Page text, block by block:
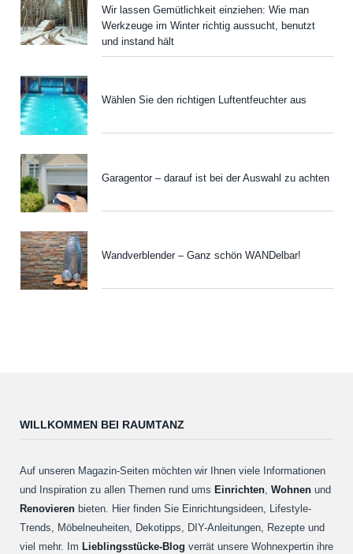
Wir lassen Gemütlichkeit einziehen: Wie man
Werkzeuge im Winter richtig aussucht, benutzt
und instand hält
Wählen Sie den richtigen Luftentfeuchter aus
Garagentor – darauf ist bei der Auswahl zu achten
Wandverblender – Ganz schön WANDelbar!
WILLKOMMEN BEI RAUMTANZ
Auf unseren Magazin-Seiten möchten wir Ihnen viele Informationen
und Inspiration zu allen Themen rund ums Einrichten Wohnen und
Renovieren bieten. Hier finden Sie Einrichtungsideen, Lifestyle-
Trends, Möbelneuheiten, Dekotipps, DIY-Anleitungen, Rezepte und
viel mehr. Im Lieblingsstücke-Blog verrät unsere Wohnexpertin ihre